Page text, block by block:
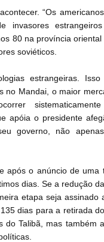
“Os
invasores
80 na província oriental
soviéticos.
estrangeiras.
no Mandai, o maior
apóia o presidente
governo, não
após o anúncio de uma
dias. Se a redução
etapa seja assinado
dias para a retirada
do Talibã, mas também